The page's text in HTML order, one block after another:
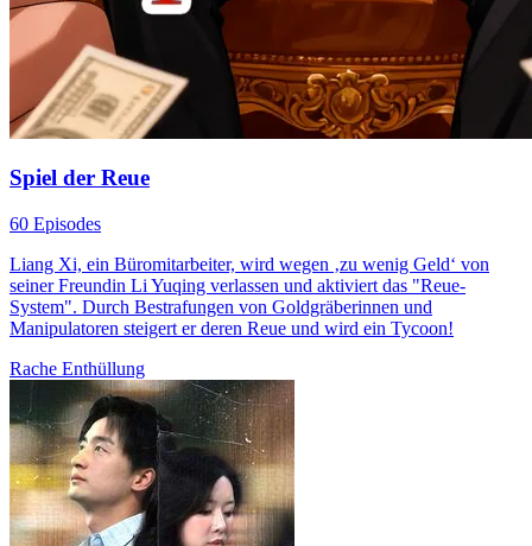
Spiel der Reue
60 Episodes
Liang Xi, ein Büromitarbeiter, wird wegen ‚zu wenig Geld‘ von
seiner Freundin Li Yuqing verlassen und aktiviert das "Reue-
System". Durch Bestrafungen von Goldgräberinnen und
Manipulatoren steigert er deren Reue und wird ein Tycoon!
Rache Enthüllung